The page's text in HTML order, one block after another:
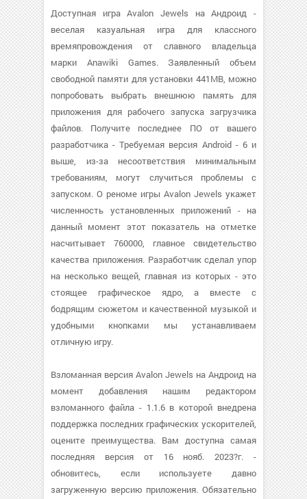
Доступная игра Avalon Jewels на Андроид -
веселая казуальная игра для классного
времяпровождения от славного владельца
марки Anawiki Games. Заявленный объем
свободной памяти для установки 441MB, можно
попробовать выбрать внешнюю память для
приложения для рабочего запуска загрузчика
файлов. Получите последнее ПО от вашего
разработчика - Требуемая версия Android - 6 и
выше, из-за несоответствия минимальным
требованиям, могут случиться проблемы с
запуском. О реноме игры Avalon Jewels укажет
численность установленных приложений - на
данный момент этот показатель на отметке
насчитывает 760000, главное свидетельство
качества приложения. Разработчик сделал упор
на несколько вещей, главная из которых - это
стоящее графическое ядро, а вместе с
бодрящим сюжетом и качественной музыкой и
удобными кнопками мы устанавливаем
отличную игру.
Взломанная версия Avalon Jewels на Андроид на
момент добавления нашим редактором
взломанного файла - 1.1.6 в которой внедрена
поддержка последних графических ускорителей,
оцените преимущества. Вам доступна самая
последняя версия от 16 нояб. 2023?г. -
обновитесь, если используете давно
загруженную версию приложения. Обязательно